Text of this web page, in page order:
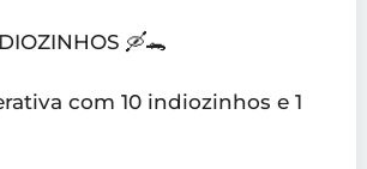
🛶🐊
com 10 indiozinhos e 1